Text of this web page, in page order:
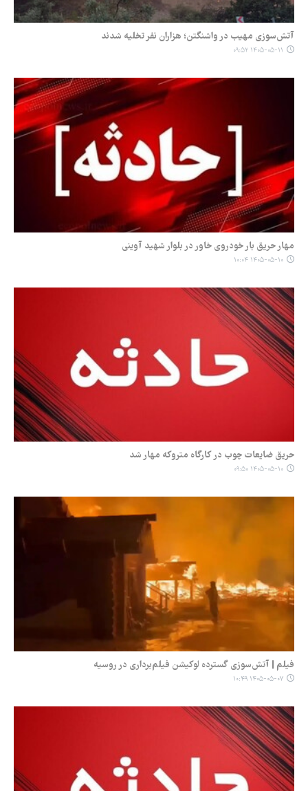
آتش‌سوزی مهیب در واشنگتن؛ هزاران نفر تخلیه شدند
۱۴۰۵-۰۵-۱۱ ۰۹:۵۲
مهار حریق بار خودروی خاور در بلوار شهید آوینی
۱۴۰۵-۰۵-۱۰ ۱۰:۰۴
حریق ضایعات چوب در کارگاه متروکه مهار شد
۱۴۰۵-۰۵-۱۰ ۰۹:۵۰
فیلم | آتش‌سوزی گسترده لوکیشن فیلم‌برداری در روسیه
۱۴۰۵-۰۵-۰۷ ۱۰:۴۹